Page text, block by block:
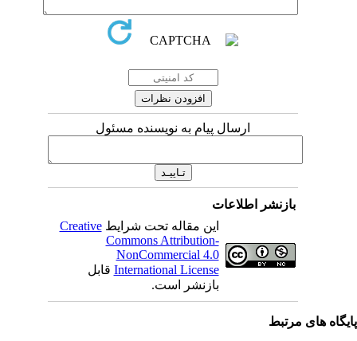
ارسال پیام به نویسنده مسئول
بازنشر اطلاعات
این مقاله تحت شرایطCreative
Commons Attribution-
NonCommercial 4.0
International Licenseقابل
بازنشر است.
مرتبط